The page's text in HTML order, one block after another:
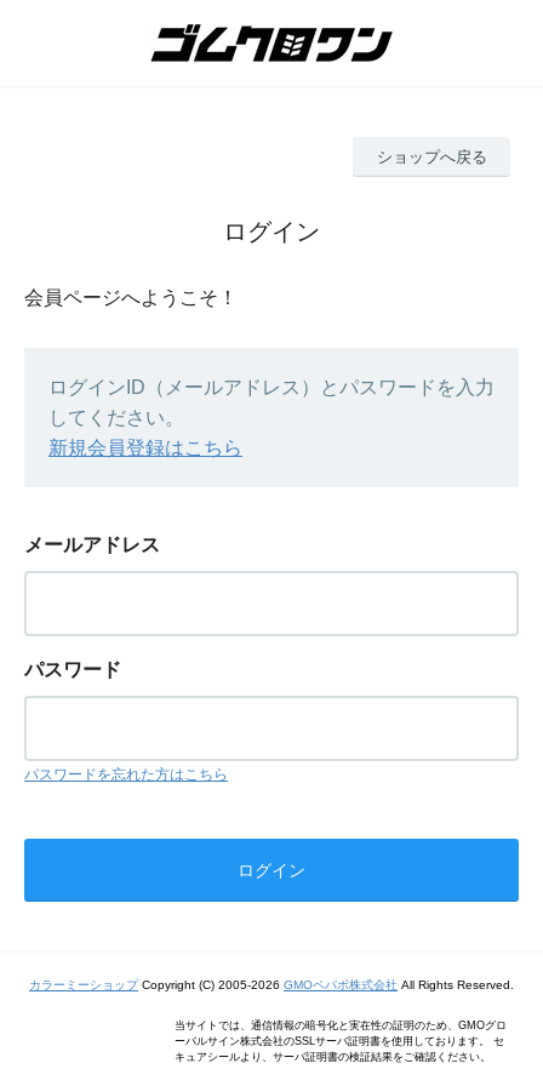
ショップへ戻る
ログイン
会員ページへようこそ！
ログインID（メールアドレス）とパスワードを入力
してください。
新規会員登録はこちら
メールアドレス
パスワード
パスワードを忘れた方はこちら
カラーミーショップCopyright (C) 2005-2026 GMOペパボ株式会社 All Rights Reserved.
当サイトでは、通信情報の暗号化と実在性の証明のため、GMOグロ
ーバルサイン株式会社のSSLサーバ証明書を使用しております。 セ
キュアシールより、サーバ証明書の検証結果をご確認ください。